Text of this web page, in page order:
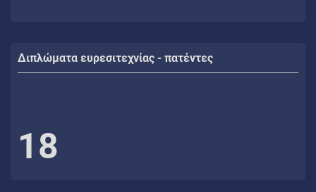
Διπλώματα ευρεσιτεχνίας - πατέντες
18